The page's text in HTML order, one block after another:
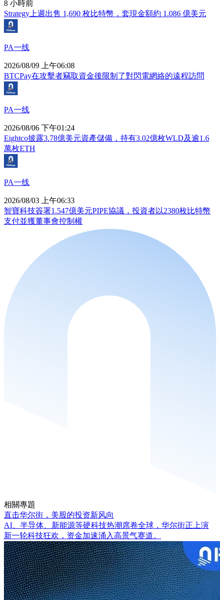
8 小時前
Strategy上週出售 1,690 枚比特幣，套現金額約 1.086 億美元
PA一线
2026/08/09 上午06:08
BTCPay在攻擊者竊取資金後限制了對閃電網絡的遠程訪問
PA一线
2026/08/06 下午01:24
Eightco披露3.78億美元資產儲備，持有3.02億枚WLD及逾1.6
萬枚ETH
PA一线
2026/08/03 上午06:33
智寶科技簽署1.547億美元PIPE協議，投資者以2380枚比特幣
支付並獲董事會控制權
相關專題
直击华尔街，美股的投资新风向
AI、半导体、新能源等硬科技热潮席卷全球，华尔街正上演
新一轮科技狂欢，资金加速涌入高景气赛道。